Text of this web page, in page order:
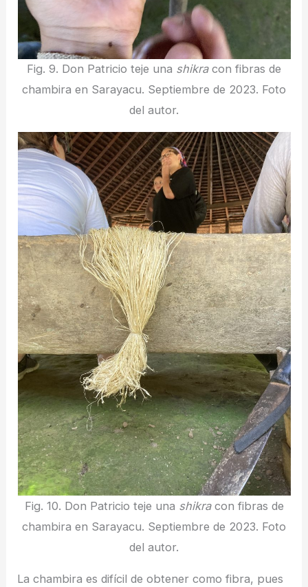
Fig. 9. Don Patricio teje una shikracon fibras de
chambira en Sarayacu. Septiembre de 2023. Foto
del autor.
Fig. 10. Don Patricio teje una shikracon fibras de
chambira en Sarayacu. Septiembre de 2023. Foto
del autor.
La chambira es difícil de obtener como fibra, pues